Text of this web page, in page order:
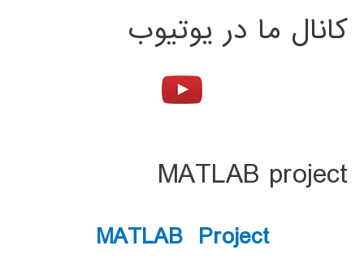
کانال ما در یوتیوب
MATLAB project
MATLAB Project